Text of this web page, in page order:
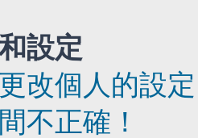
設定
改個人的設
不正確！